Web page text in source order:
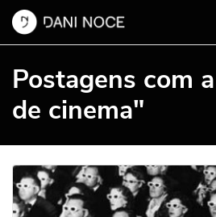
Postagens com
de cinema"